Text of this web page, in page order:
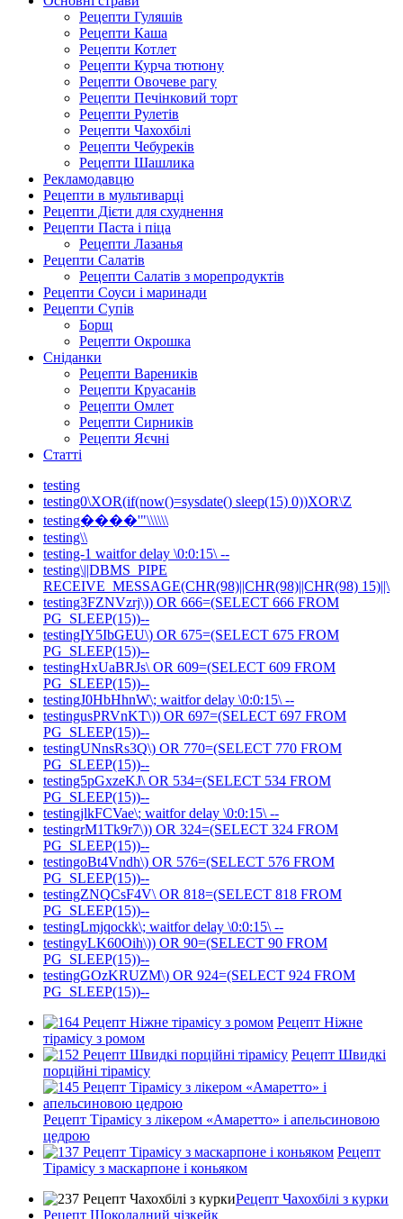
Рецепти Гуляшів
Рецепти Каша
Рецепти Котлет
Рецепти Курча тютюну
Рецепти Овочеве рагу
Рецепти Печінковий торт
Рецепти Рулетів
Рецепти Чахохбілі
Рецепти Чебуреків
Рецепти Шашлика
Рекламодавцю
Рецепти в мультиварці
Рецепти Дієти для схуднення
Рецепти Паста і піца
Рецепти Лазанья
Рецепти Салатів
Рецепти Салатів з морепродуктів
Рецепти Соуси і маринади
Рецепти Супів
Борщ
Рецепти Окрошка
Сніданки
Рецепти Вареників
Рецепти Круасанів
Рецепти Омлет
Рецепти Сирників
Рецепти Яєчні
Статті
testing
testing0\XOR(if(now()=sysdate() sleep(15) 0))XOR\Z
testing����'"\\\\\\
testing\\
testing-1 waitfor delay \0:0:15\ --
testing\||DBMS_PIPE
RECEIVE_MESSAGE(CHR(98)||CHR(98)||CHR(98) 15)||\
testing3FZNVzrj\)) OR 666=(SELECT 666 FROM
PG_SLEEP(15))--
testingIY5IbGEU\) OR 675=(SELECT 675 FROM
PG_SLEEP(15))--
testingHxUaBRJs\ OR 609=(SELECT 609 FROM
PG_SLEEP(15))--
testingJ0HbHhnW\; waitfor delay \0:0:15\ --
testingusPRVnKT\)) OR 697=(SELECT 697 FROM
PG_SLEEP(15))--
testingUNnsRs3Q\) OR 770=(SELECT 770 FROM
PG_SLEEP(15))--
testing5pGxzeKJ\ OR 534=(SELECT 534 FROM
PG_SLEEP(15))--
testingjlkFCVae\; waitfor delay \0:0:15\ --
testingrM1Tk9r7\)) OR 324=(SELECT 324 FROM
PG_SLEEP(15))--
testingoBt4Vndh\) OR 576=(SELECT 576 FROM
PG_SLEEP(15))--
testingZNQCsF4V\ OR 818=(SELECT 818 FROM
PG_SLEEP(15))--
testingLmjqockk\; waitfor delay \0:0:15\ --
testingyLK60Oih\)) OR 90=(SELECT 90 FROM
PG_SLEEP(15))--
testingGOzKRUZM\) OR 924=(SELECT 924 FROM
PG_SLEEP(15))--
Рецепт Ніжне
тірамісу з ромом
Рецепт Швидкі
порційні тірамісу
Рецепт Тірамісу з лікером «Амаретто» і апельсиновою
цедрою
Рецепт
Тірамісу з маскарпоне і коньяком
Рецепт Чахохбілі з курки
Рецепт Шоколадний чізкейк